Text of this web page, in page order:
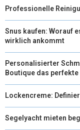
Professionelle
Snus kaufen: Worauf
wirklich ankommt
Personalisierter
Boutique das perfekte
Lockencreme:
Segelyacht mieten